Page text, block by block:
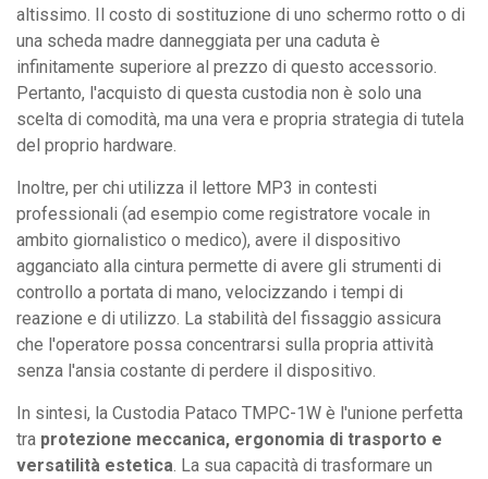
altissimo. Il costo di sostituzione di uno schermo rotto o di
una scheda madre danneggiata per una caduta è
infinitamente superiore al prezzo di questo accessorio.
Pertanto, l'acquisto di questa custodia non è solo una
scelta di comodità, ma una vera e propria strategia di tutela
del proprio hardware.
Inoltre, per chi utilizza il lettore MP3 in contesti
professionali (ad esempio come registratore vocale in
ambito giornalistico o medico), avere il dispositivo
agganciato alla cintura permette di avere gli strumenti di
controllo a portata di mano, velocizzando i tempi di
reazione e di utilizzo. La stabilità del fissaggio assicura
che l'operatore possa concentrarsi sulla propria attività
senza l'ansia costante di perdere il dispositivo.
In sintesi, la Custodia Pataco TMPC-1W è l'unione perfetta
tra protezione meccanica, ergonomia di trasporto e
versatilità estetica . La sua capacità di trasformare un